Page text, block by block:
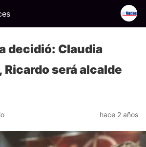
decidió: Claudia
Ricardo será alcalde
hace 2 años